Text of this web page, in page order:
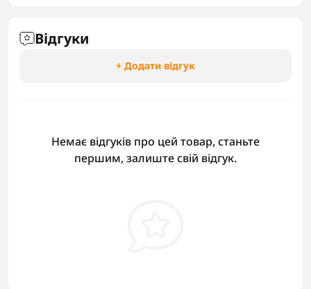
Відгуки
+ Додати відгук
Немає відгуків про цей товар, станьте
першим, залиште свій відгук.